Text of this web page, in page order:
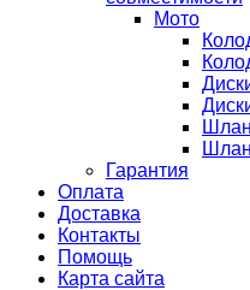
Мото
Гарантия
Оплата
Доставка
Контакты
Помощь
Карта сайта